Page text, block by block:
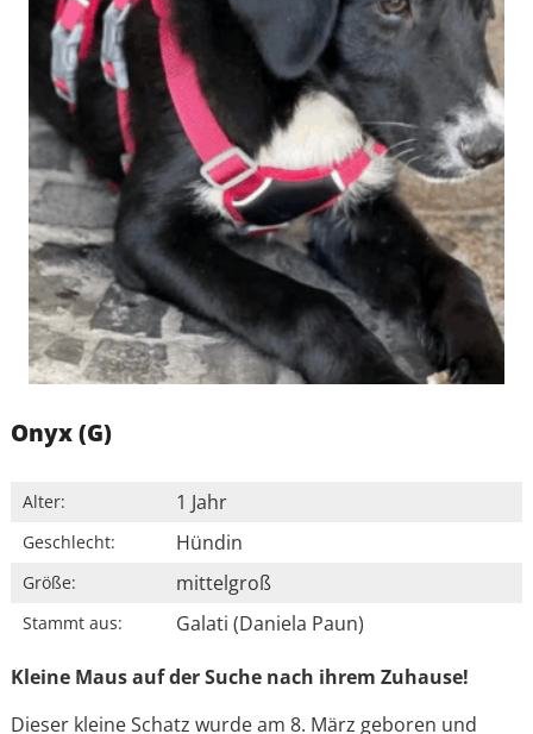
Onyx (G)
Alter: 1 Jahr
Geschlecht: Hündin
Größe: mittelgroß
Stammt aus: Galati (Daniela Paun)
Kleine Maus auf der Suche nach ihrem Zuhause!
Dieser kleine Schatz wurde am 8. März geboren und